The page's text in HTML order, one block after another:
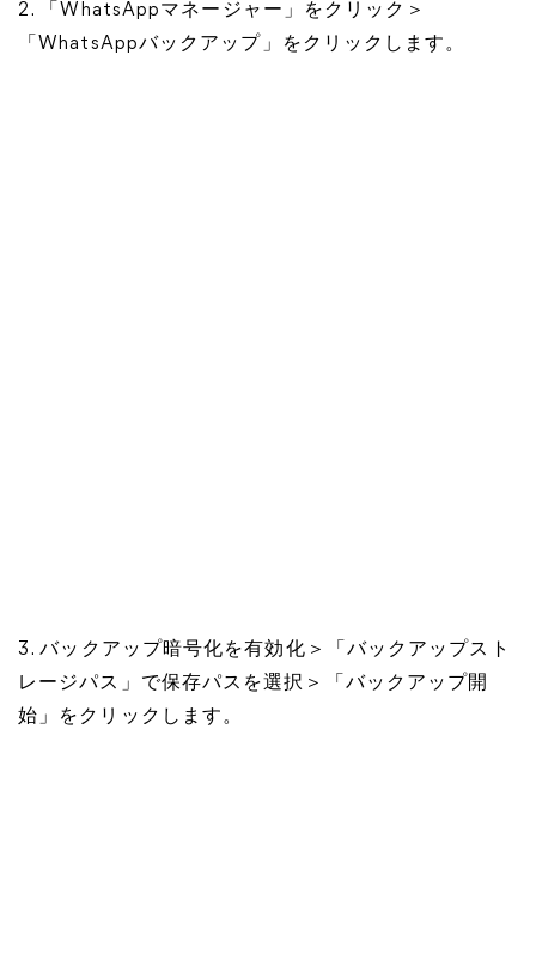
2. 「WhatsAppマネージャー」をクリック＞
「WhatsAppバックアップ」をクリックします。
3. バックアップ暗号化を有効化＞「バックアップスト
レージパス」で保存パスを選択＞「バックアップ開
始」をクリックします。